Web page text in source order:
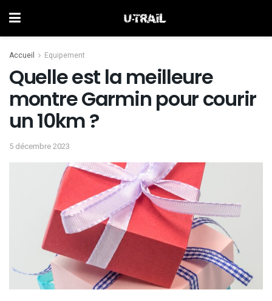
Accueil Equipement
Quelle est la meilleure
montre Garmin pour courir
un 10km ?
5 décembre 2023